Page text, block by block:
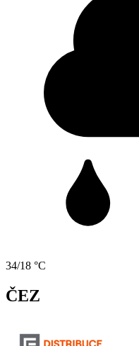
34/18 °C
ČEZ